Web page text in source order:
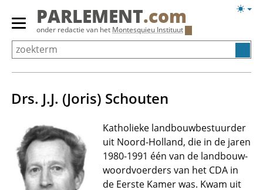
Overslaan
Primair
menu
tonen/verbergen
PARLEMENT.com
onder redactie van het Montesquieu Instituut
Drs. J.J. (Joris) Schouten
Katholieke landbouwbestuurder
uit Noord-Holland, die in de jaren
1980-1991 één van de landbouw-
woordvoerders van het CDA in
de Eerste Kamer was. Kwam uit